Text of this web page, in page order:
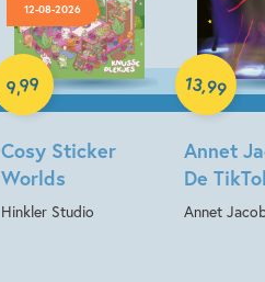
12-08-2026
Cosy Sticker
Worlds
Hinkler Studio
9,99
Paperback
Annet
De
Annet
13,99
Hardcover